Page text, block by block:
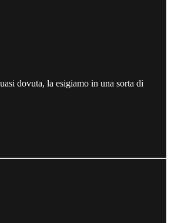
dovuta, la esigiamo in una sorta di